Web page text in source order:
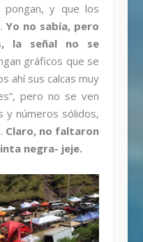
pongan, y que los
Yo no sabía, pero
la señal no se
gráficos que se
ahí sus calcas muy
pero no se ven
y números sólidos,
Claro, no faltaron
negra- jeje.